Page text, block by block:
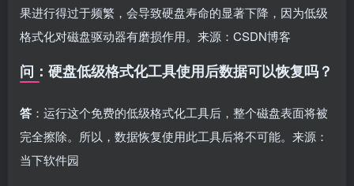
果进行得过于频繁，会导致硬盘寿命的显著下降，因为低级
格式化对磁盘驱动器有磨损作用。来源：CSDN博客
问：硬盘低级格式化工具使用后数据可以恢复吗？
答 ：运行这个免费的低级格式化工具后，整个磁盘表面将被
完全擦除。所以，数据恢复使用此工具后将不可能。来源：
当下软件园